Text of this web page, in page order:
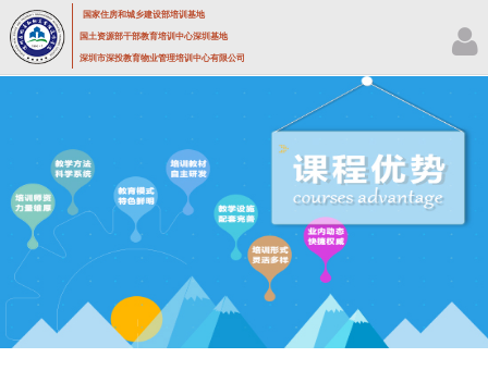
国家住房和城乡建设部培训基地
国土资源部干部教育培训中心深圳基地
深圳市深投教育物业管理培训中心有限公司